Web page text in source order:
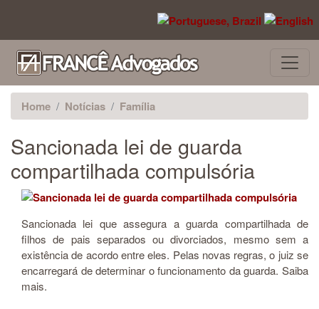
Home Notícias Família
Sancionada lei de guarda
compartilhada compulsória
Sancionada lei que assegura a guarda compartilhada de
filhos de pais separados ou divorciados, mesmo sem a
existência de acordo entre eles. Pelas novas regras, o juiz se
encarregará de determinar o funcionamento da guarda. Saiba
mais.